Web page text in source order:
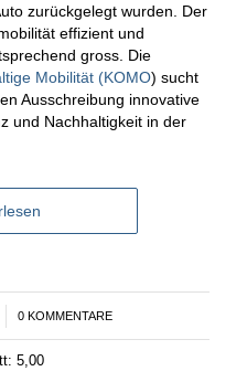
zurückgelegt wurden. Der
effizient und
gross. Die
Mobilität (KOMO) sucht
Ausschreibung innovative
und Nachhaltigkeit in der
0 KOMMENTARE
5,00